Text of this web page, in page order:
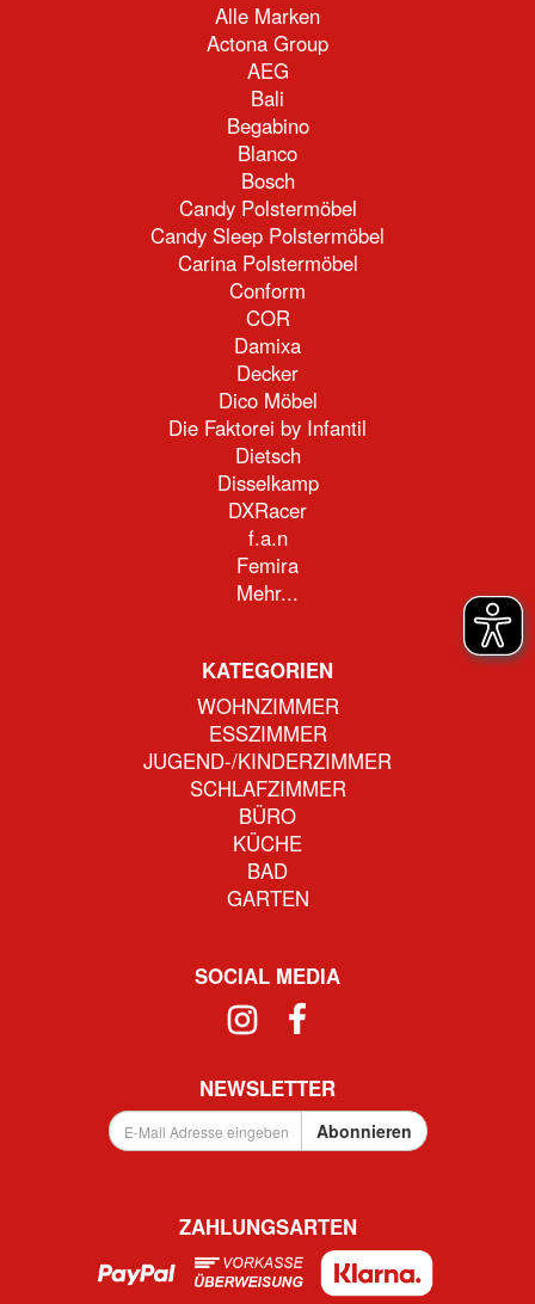
Alle Marken
Actona Group
AEG
Bali
Begabino
Blanco
Bosch
Candy Polstermöbel
Candy Sleep Polstermöbel
Carina Polstermöbel
Conform
COR
Damixa
Decker
Dico Möbel
Die Faktorei by Infantil
Dietsch
Disselkamp
DXRacer
f.a.n
Femira
Mehr...
KATEGORIEN
WOHNZIMMER
ESSZIMMER
JUGEND-/KINDERZIMMER
SCHLAFZIMMER
BÜRO
KÜCHE
BAD
GARTEN
SOCIAL MEDIA
NEWSLETTER
Mail
...
Abonnieren
ZAHLUNGSARTEN